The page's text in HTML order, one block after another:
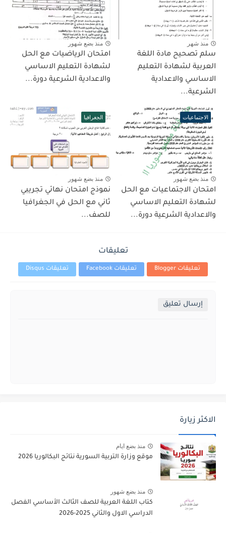
منذ شهر
سلم تصحيح مادة اللغة
العربية لشهادة التعليم
الاساسي والاعدادية
الشرعية...
منذ بضع شهور
امتحان الرياضيات مع الحل
لشهادة التعليم الاساسي
والاعدادية الشرعية دورة...
الاجتماعيات
منذ بضع شهور
امتحان الاجتماعيات مع الحل
لشهادة التعليم الاساسي
والاعدادية الشرعية دورة...
الجغرافيا
منذ بضع شهور
نموذج امتحان نهائي تجريبي
ثاني مع الحل في الجغرافيا
للصف...
تعليقات
تعليقات Blogger تعليقات Facebook تعليقات Disqus
إرسال تعليق
الاكثر زيارة
منذ بضع ايام
موقع وزارة التربية السورية نتائج البكالوريا 2026
منذ بضع شهور
كتاب اللغة العربية للصف الثالث الأساسي الفصل
الدراسي الاول والثاني 2025-2026